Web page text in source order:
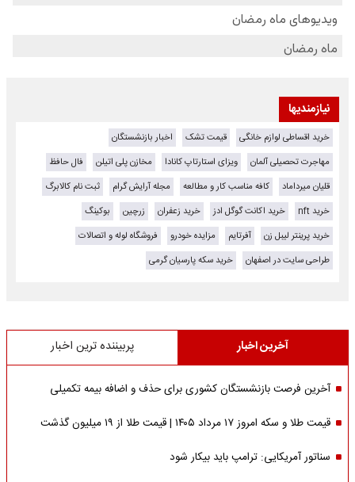
نیازمندیها
خرید اقساطی لوازم خانگی قیمت تشک
اخبار بازنشستگان
مهاجرت تحصیلی آلمان
ویزای استارتاپ کانادا مخازن پلی اتیلن
فال حافظ
قلیان میرداماد
کافه مناسب کار و مطالعه مجله آرایش گرام
ثبت نام کالابرگ
خرید nft
خرید اکانت گوگل ادز خرید زعفران زرچین
بوکینگ
خرید پرینتر لیبل زن
آفرتایم مزایده خودرو
فروشگاه لوله و اتصالات
طراحی سایت در اصفهان
خرید سکه پارسیان گرمی
آخرین اخبار پربیننده ترین اخبار
آخرین فرصت بازنشستگان کشوری برای حذف و اضافه بیمه تکمیلی
قیمت طلا و سکه امروز ۱۷ مرداد ۱۴۰۵ | قیمت طلا از ۱۹ میلیون گذشت
سناتور آمریکایی: ترامپ باید بیکار شود